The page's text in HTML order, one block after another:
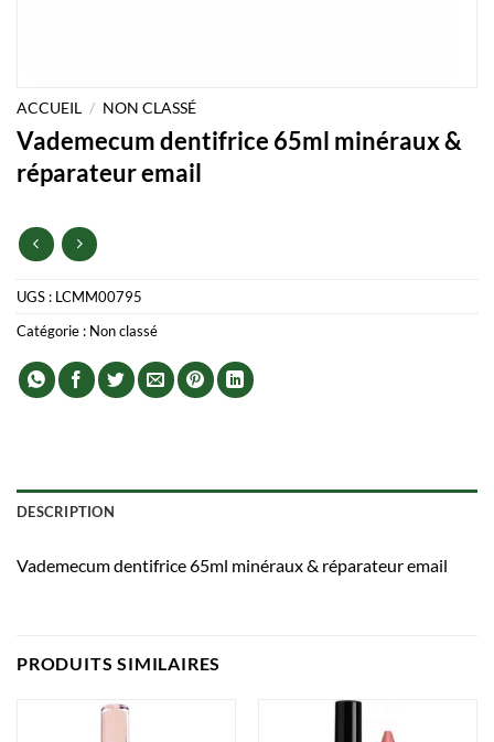
ACCUEIL / NON CLASSÉ
Vademecum dentifrice 65ml minéraux &
réparateur email
UGS : LCMM00795
Catégorie : Non classé
DESCRIPTION
Vademecum dentifrice 65ml minéraux & réparateur email
PRODUITS SIMILAIRES